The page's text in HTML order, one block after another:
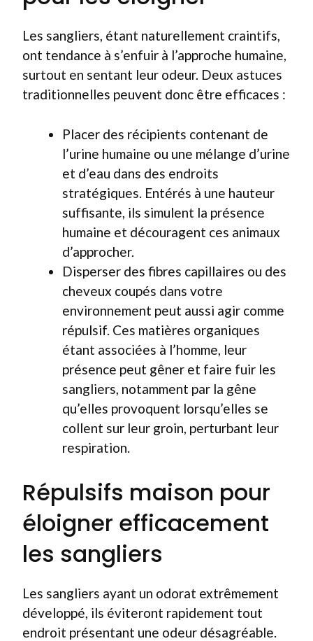
Les sangliers, étant naturellement craintifs,
ont tendance à s’enfuir à l’approche humaine,
surtout en sentant leur odeur. Deux astuces
traditionnelles peuvent donc être efficaces :
Placer des récipients contenant de
l’urine humaine ou une mélange d’urine
et d’eau dans des endroits
stratégiques. Entérés à une hauteur
suffisante, ils simulent la présence
humaine et découragent ces animaux
d’approcher.
Disperser des fibres capillaires ou des
cheveux coupés dans votre
environnement peut aussi agir comme
répulsif. Ces matières organiques
étant associées à l’homme, leur
présence peut gêner et faire fuir les
sangliers, notamment par la gêne
qu’elles provoquent lorsqu’elles se
collent sur leur groin, perturbant leur
respiration.
Répulsifs maison pour
éloigner efficacement
les sangliers
Les sangliers ayant un odorat extrêmement
développé, ils éviteront rapidement tout
endroit présentant une odeur désagréable.